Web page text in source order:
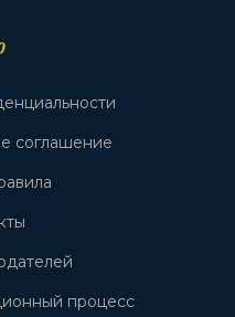
соглашение
процесс